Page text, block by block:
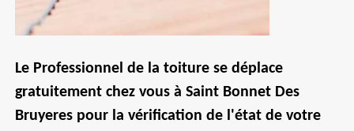
Le Professionnel de la toiture se déplace
gratuitement chez vous à Saint Bonnet Des
Bruyeres pour la vérification de l'état de votre